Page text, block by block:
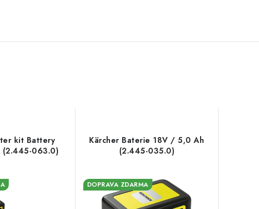
kit Battery
063.0)
Kärcher Baterie 18V / 5,0 Ah
(2.445-035.0)
DOPRAVA ZDARMA